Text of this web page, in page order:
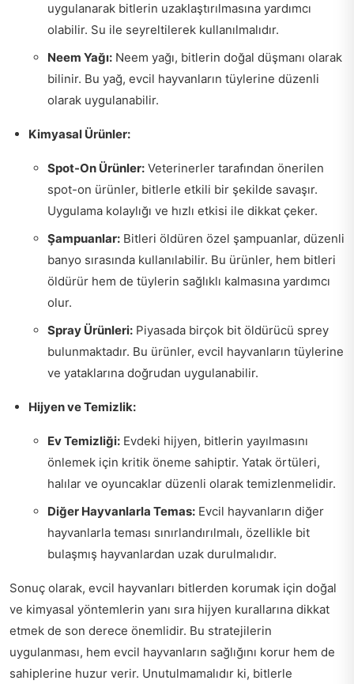
uygulanarak bitlerin uzaklaştırılmasına yardımcı
olabilir. Su ile seyreltilerek kullanılmalıdır.
Neem Yağı: Neem yağı, bitlerin doğal düşmanı olarak
bilinir. Bu yağ, evcil hayvanların tüylerine düzenli
olarak uygulanabilir.
Kimyasal Ürünler:
Spot-On Ürünler: Veterinerler tarafından önerilen
spot-on ürünler, bitlerle etkili bir şekilde savaşır.
Uygulama kolaylığı ve hızlı etkisi ile dikkat çeker.
Şampuanlar: Bitleri öldüren özel şampuanlar, düzenli
banyo sırasında kullanılabilir. Bu ürünler, hem bitleri
öldürür hem de tüylerin sağlıklı kalmasına yardımcı
olur.
Spray Ürünleri: Piyasada birçok bit öldürücü sprey
bulunmaktadır. Bu ürünler, evcil hayvanların tüylerine
ve yataklarına doğrudan uygulanabilir.
Hijyen ve Temizlik:
Ev Temizliği: Evdeki hijyen, bitlerin yayılmasını
önlemek için kritik öneme sahiptir. Yatak örtüleri,
halılar ve oyuncaklar düzenli olarak temizlenmelidir.
Diğer Hayvanlarla Temas: Evcil hayvanların diğer
hayvanlarla teması sınırlandırılmalı, özellikle bit
bulaşmış hayvanlardan uzak durulmalıdır.
Sonuç olarak, evcil hayvanları bitlerden korumak için doğal
ve kimyasal yöntemlerin yanı sıra hijyen kurallarına dikkat
etmek de son derece önemlidir. Bu stratejilerin
uygulanması, hem evcil hayvanların sağlığını korur hem de
sahiplerine huzur verir. Unutulmamalıdır ki, bitlerle